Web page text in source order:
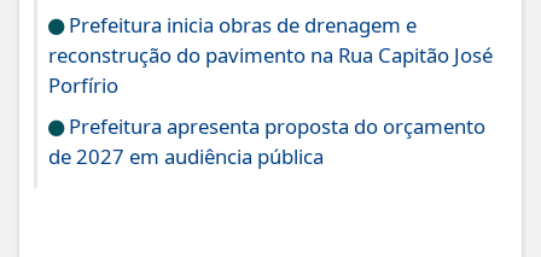
Prefeitura inicia obras de drenagem e
reconstrução do pavimento na Rua Capitão José
Porfírio
Prefeitura apresenta proposta do orçamento
de 2027 em audiência pública